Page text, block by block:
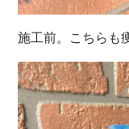
施工前。こちらも